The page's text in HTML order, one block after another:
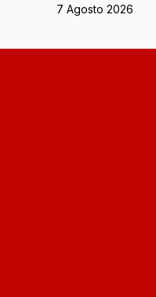
7 Agosto 2026